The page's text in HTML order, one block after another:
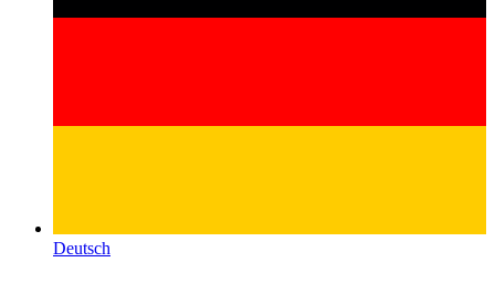
Deutsch